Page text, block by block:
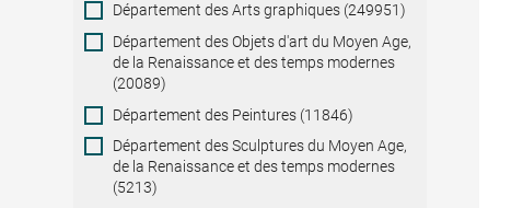
Département des Arts graphiques (249951)
Département des Objets d'art du Moyen Age,
de la Renaissance et des temps modernes
(20089)
Département des Peintures (11846)
Département des Sculptures du Moyen Age,
de la Renaissance et des temps modernes
(5213)